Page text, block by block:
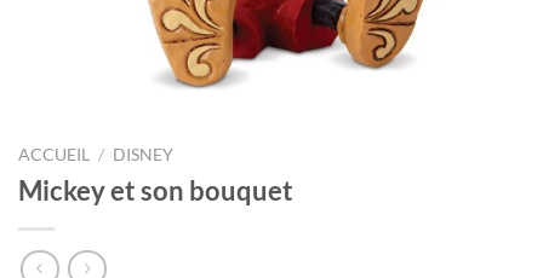
ACCUEIL / DISNEY
Mickey et son bouquet